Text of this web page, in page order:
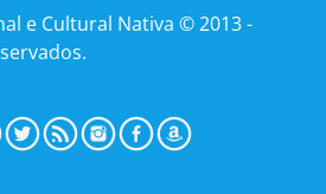
e Cultural Nativa © 2013 -